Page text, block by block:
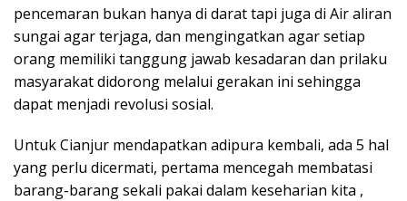
pencemaran bukan hanya di darat tapi juga di Air aliran
sungai agar terjaga, dan mengingatkan agar setiap
orang memiliki tanggung jawab kesadaran dan prilaku
masyarakat didorong melalui gerakan ini sehingga
dapat menjadi revolusi sosial.
Untuk Cianjur mendapatkan adipura kembali, ada 5 hal
yang perlu dicermati, pertama mencegah membatasi
barang-barang sekali pakai dalam keseharian kita ,